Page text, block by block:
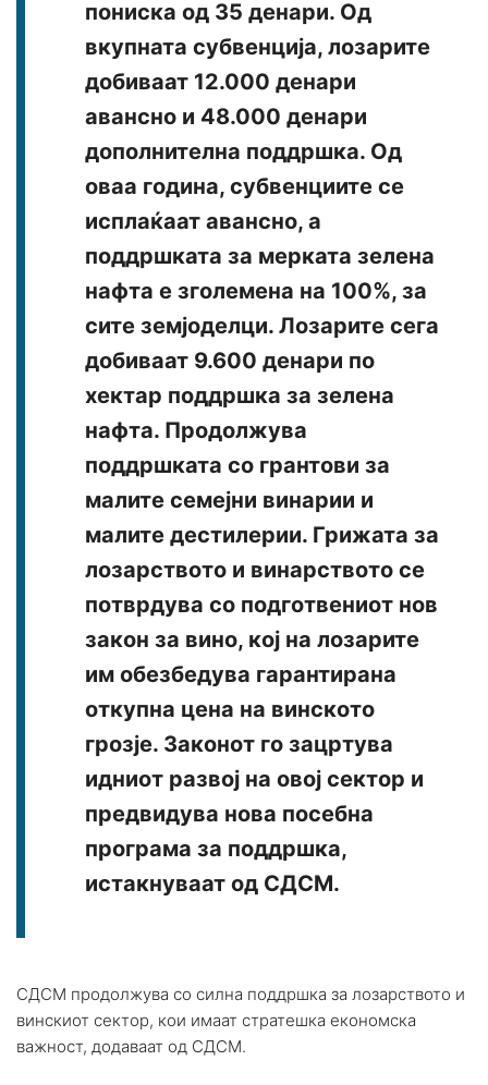
пониска од 35 денари. Од
вкупната субвенција, лозарите
добиваат 12.000 денари
авансно и 48.000 денари
дополнителна поддршка. Од
оваа година, субвенциите се
исплаќаат авансно, а
поддршката за мерката зелена
нафта е зголемена на 100%, за
сите земјоделци. Лозарите сега
добиваат 9.600 денари по
хектар поддршка за зелена
нафта. Продолжува
поддршката со грантови за
малите семејни винарии и
малите дестилерии. Грижата за
лозарството и винарството се
потврдува со подготвениот нов
закон за вино, кој на лозарите
им обезбедува гарантирана
откупна цена на винското
грозје. Законот го зацртува
идниот развој на овој сектор и
предвидува нова посебна
програма за поддршка,
истакнуваат од СДСМ.
СДСМ продолжува со силна поддршка за лозарството и
винскиот сектор, кои имаат стратешка економска
важност, додаваат од СДСМ.